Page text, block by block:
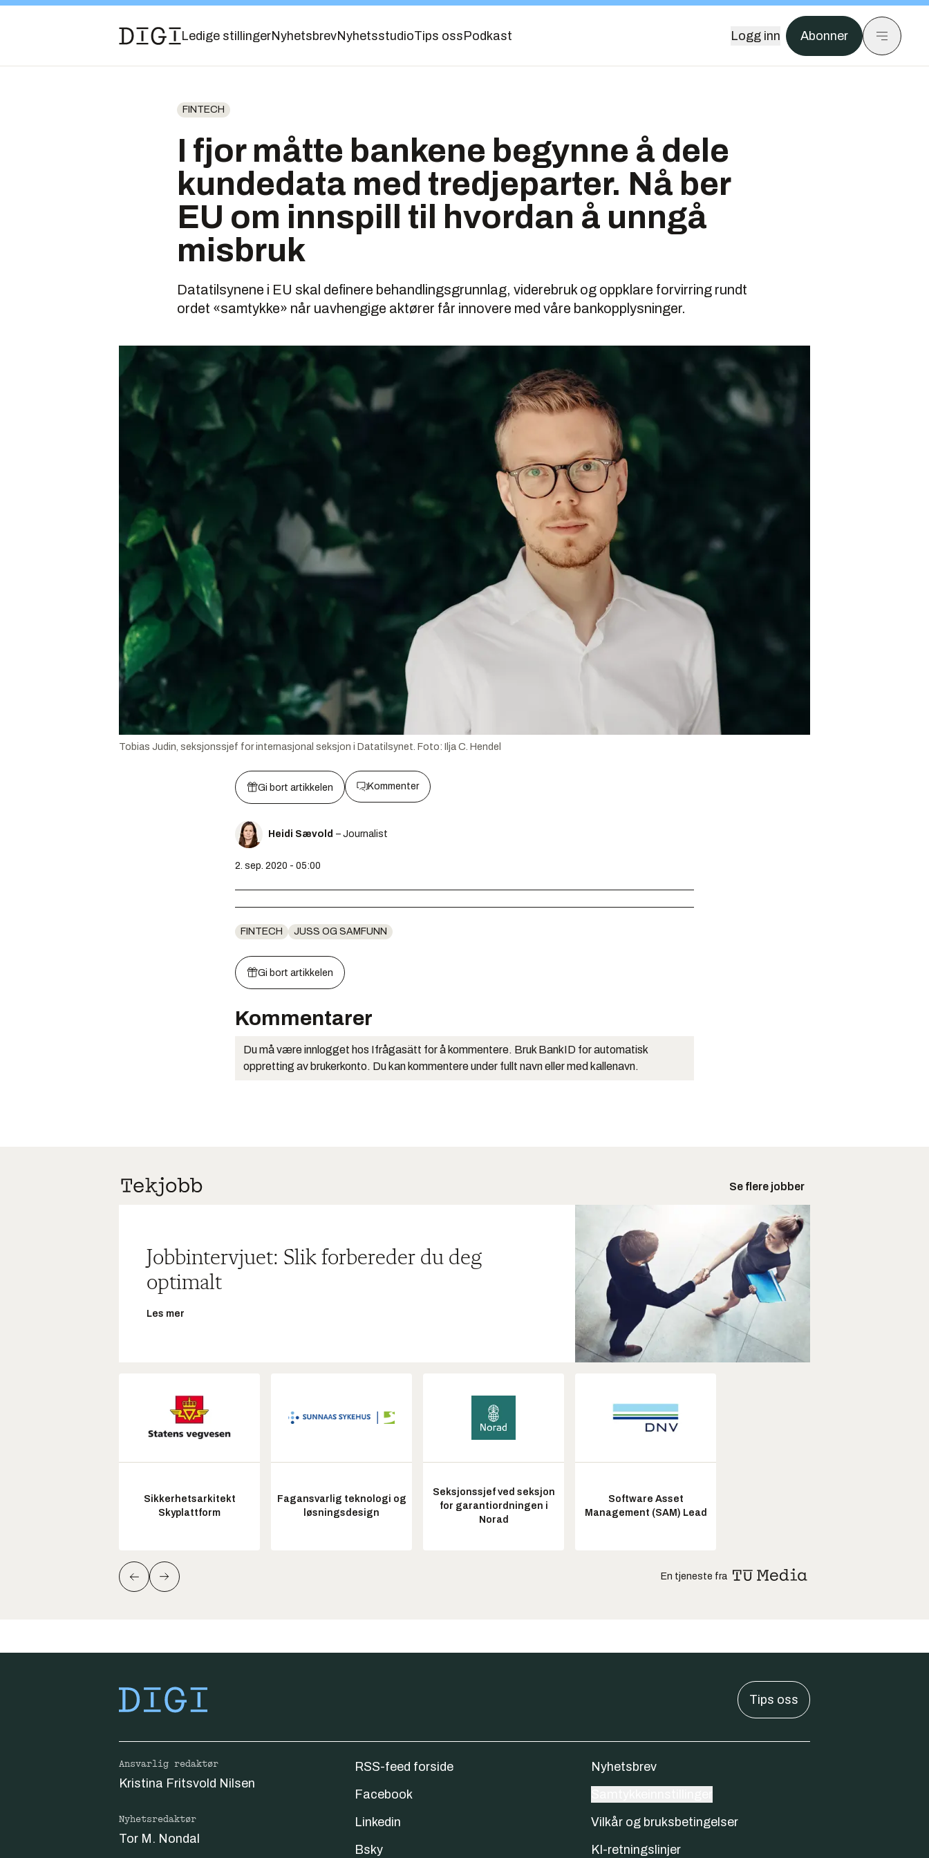
Ledige stillingerNyhetsbrevNyhetsstudioTips oss Podkast Logg inn Abonner
FINTECH
I fjor måtte bankene begynne å dele
kundedata med tredjeparter. Nå ber
EU om innspill til hvordan å unngå
misbruk
Datatilsynene i EU skal definere behandlingsgrunnlag, viderebruk og oppklare forvirring rundt
ordet «samtykke» når uavhengige aktører får innovere med våre bankopplysninger.
Tobias Judin, seksjonssjef for internasjonal seksjon i Datatilsynet. Foto: Ilja C. Hendel
Gi bort artikkelen Kommenter
Heidi Sævold – Journalist
2. sep. 2020 - 05:00
FINTECH JUSS OG SAMFUNN
Gi bort artikkelen
Kommentarer
Du må være innlogget hos Ifrågasätt for å kommentere. Bruk BankID for automatisk
oppretting av brukerkonto. Du kan kommentere under fullt navn eller med kallenavn.
Se flere jobber
Jobbintervjuet: Slik forbereder du deg
optimalt
Les mer
Sikkerhetsarkitekt
Skyplattform
Fagansvarlig teknologi og
løsningsdesign
Seksjonssjef ved seksjon
for garantiordningen i
Norad
Software Asset
Management (SAM) Lead
En tjeneste fra
Tips oss
Ansvarlig redaktør
Kristina Fritsvold Nilsen
Nyhetsredaktør
Tor M. Nondal
RSS-feed forside
Facebook
Linkedin
Bsky
Nyhetsbrev
Vilkår og bruksbetingelser
KI-retningslinjer